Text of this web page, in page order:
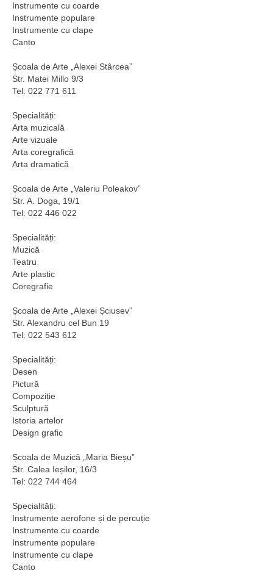
Instrumente cu coarde
Instrumente populare
Instrumente cu clape
Canto
Școala de Arte „Alexei Stârcea”
Str. Matei Millo 9/3
Tel: 022 771 611
Specialități:
Arta muzicală
Arte vizuale
Arta coregrafică
Arta dramatică
Școala de Arte „Valeriu Poleakov”
Str. A. Doga, 19/1
Tel: 022 446 022
Specialități:
Muzică
Teatru
Arte plastic
Coregrafie
Școala de Arte „Alexei Șciusev”
Str. Alexandru cel Bun 19
Tel: 022 543 612
Specialități:
Desen
Pictură
Compoziție
Sculptură
Istoria artelor
Design grafic
Școala de Muzică „Maria Bieșu”
Str. Calea Ieșilor, 16/3
Tel: 022 744 464
Specialități:
Instrumente aerofone și de percuție
Instrumente cu coarde
Instrumente populare
Instrumente cu clape
Canto